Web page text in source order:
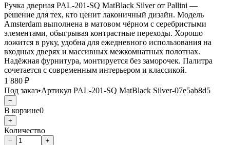
Ручка дверная PAL-201-SQ MatBlack Silver от Pallini —
решение для тех, кто ценит лаконичный дизайн. Модель
Amsterdam выполнена в матовом чёрном с серебристыми
элементами, обыгрывая контрастные переходы. Хорошо
ложится в руку, удобна для ежедневного использования на
входных дверях и массивных межкомнатных полотнах.
Надёжная фурнитура, монтируется без заморочек. Палитра
сочетается с современным интерьером и классикой.
1 880 ₽
Под заказ•Артикул PAL-201-SQ MatBlack Silver-07e5ab8d5
−
В корзине0
+
Количество
−
+